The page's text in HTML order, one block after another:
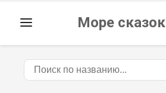
Море сказок